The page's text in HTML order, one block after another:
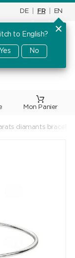
DE FR EN
to English?
Yes No
diamants